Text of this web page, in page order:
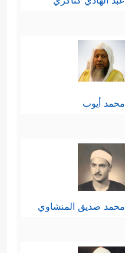
محمد أيوب
محمد صديق المنشاوي